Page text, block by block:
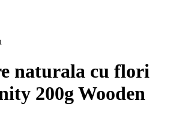
naturala cu flori
200g Wooden